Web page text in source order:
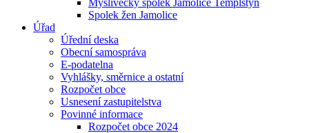
Myslivecký spolek Jamolice Templštýn
Spolek žen Jamolice
Úřad
Úřední deska
Obecní samospráva
E-podatelna
Vyhlášky, směrnice a ostatní
Rozpočet obce
Usnesení zastupitelstva
Povinné informace
Rozpočet obce 2024